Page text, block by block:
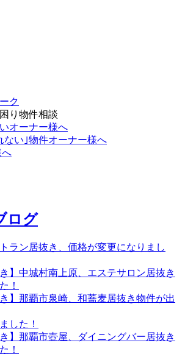
ク
り物件相談
オーナー様へ
ない｣物件オーナー様へ
へ
ログ
ラン居抜き、価格が変更になりまし
】中城村南上原、エステサロン居抜き
！
き】那覇市泉崎、和蕎麦居抜き物件が出
した！
】那覇市壺屋、ダイニングバー居抜き
！